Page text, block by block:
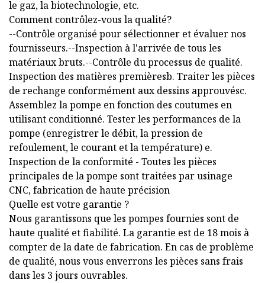
le gaz, la biotechnologie, etc.
Comment contrôlez-vous la qualité?
--Contrôle organisé pour sélectionner et évaluer nos
fournisseurs.--Inspection à l'arrivée de tous les
matériaux bruts.--Contrôle du processus de qualité.
Inspection des matières premièresb. Traiter les pièces
de rechange conformément aux dessins approuvésc.
Assemblez la pompe en fonction des coutumes en
utilisant conditionné. Tester les performances de la
pompe (enregistrer le débit, la pression de
refoulement, le courant et la température) e.
Inspection de la conformité - Toutes les pièces
principales de la pompe sont traitées par usinage
CNC, fabrication de haute précision
Quelle est votre garantie ?
Nous garantissons que les pompes fournies sont de
haute qualité et fiabilité. La garantie est de 18 mois à
compter de la date de fabrication. En cas de problème
de qualité, nous vous enverrons les pièces sans frais
dans les 3 jours ouvrables.